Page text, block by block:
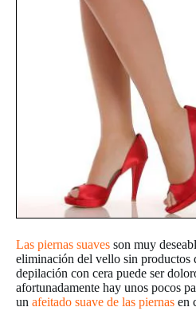
Las piernas suaves son muy
eliminación del vello sin productos
depilación con cera puede ser
afortunadamente hay unos pocos
un afeitado suave de las piernas en